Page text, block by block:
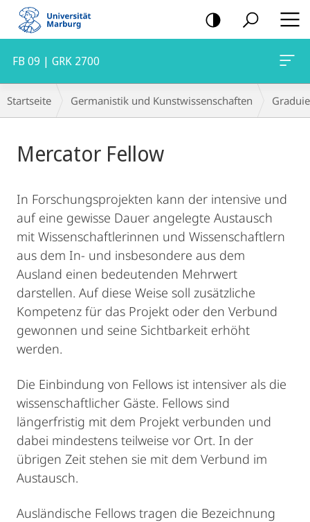
Mobile-
Navigation
FB 09 | GRK 2700
Breadcrumb-
Navigation
Startseite Germanistik und Kunstwissenschaften
Mercator Fellow
In Forschungsprojekten kann der intensive und
auf eine gewisse Dauer angelegte Austausch
mit Wissenschaftlerinnen und Wissenschaftlern
aus dem In- und insbesondere aus dem
Ausland einen bedeutenden Mehrwert
darstellen. Auf diese Weise soll zusätzliche
Kompetenz für das Projekt oder den Verbund
gewonnen und seine Sichtbarkeit erhöht
werden.
Die Einbindung von Fellows ist intensiver als die
wissenschaftlicher Gäste. Fellows sind
längerfristig mit dem Projekt verbunden und
dabei mindestens teilweise vor Ort. In der
übrigen Zeit stehen sie mit dem Verbund im
Austausch.
Ausländische Fellows tragen die Bezeichnung